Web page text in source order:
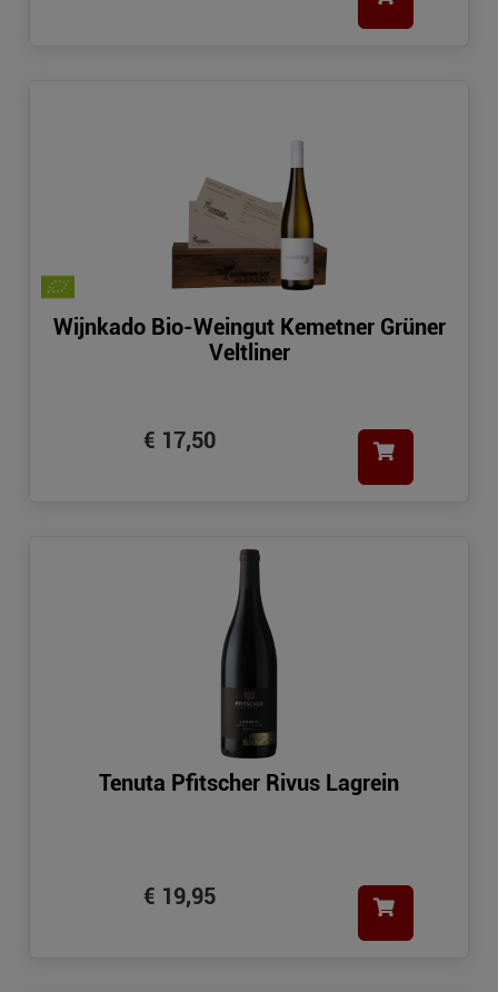
Wijnkado Bio-Weingut Kemetner Grüner
Veltliner
€ 17,50
Tenuta Pfitscher Rivus Lagrein
€ 19,95